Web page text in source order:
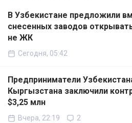
В Узбекистане предложили
снесенных заводов
не ЖК
Сегодня, 05:42
Предприниматели
Кыргызстана заключили
$3,25 млн
Вчера, 22:19 2